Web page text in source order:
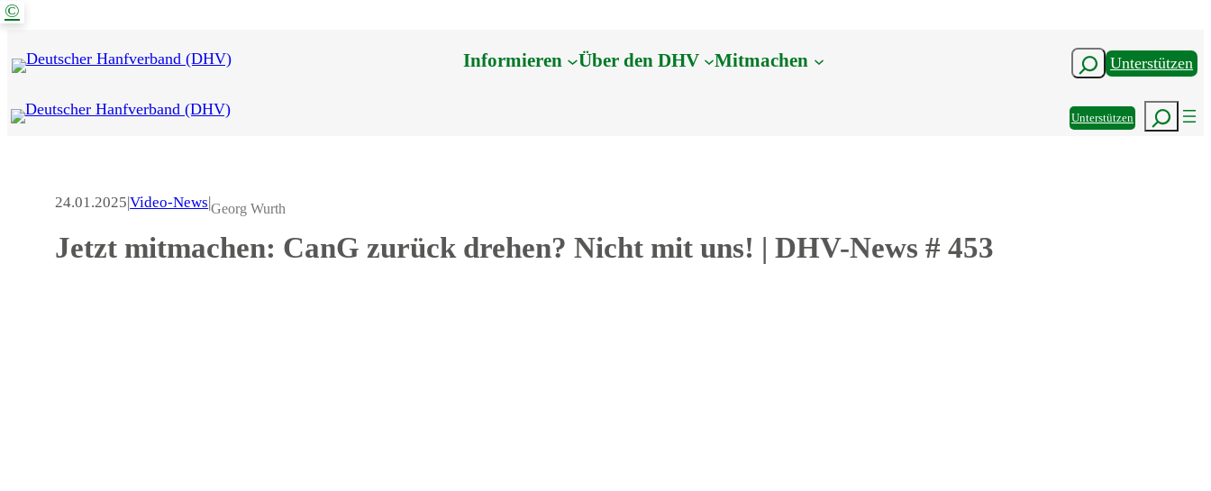
Zum
springen
Informieren Über den DHV Mitmachen SuchenUnterstützen
UnterstützenSuchen
©
24.01.2025|Video-News|Georg Wurth
Jetzt mitmachen: CanG zurück drehen? Nicht mit uns! | DHV-News # 453